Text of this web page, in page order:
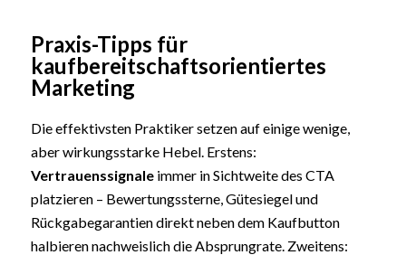
Praxis-Tipps für
kaufbereitschaftsorientiertes
Marketing
Die effektivsten Praktiker setzen auf einige wenige,
aber wirkungsstarke Hebel. Erstens:
Vertrauenssignaleimmer in Sichtweite des CTA
platzieren – Bewertungssterne, Gütesiegel und
Rückgabegarantien direkt neben dem Kaufbutton
halbieren nachweislich die Absprungrate. Zweitens: